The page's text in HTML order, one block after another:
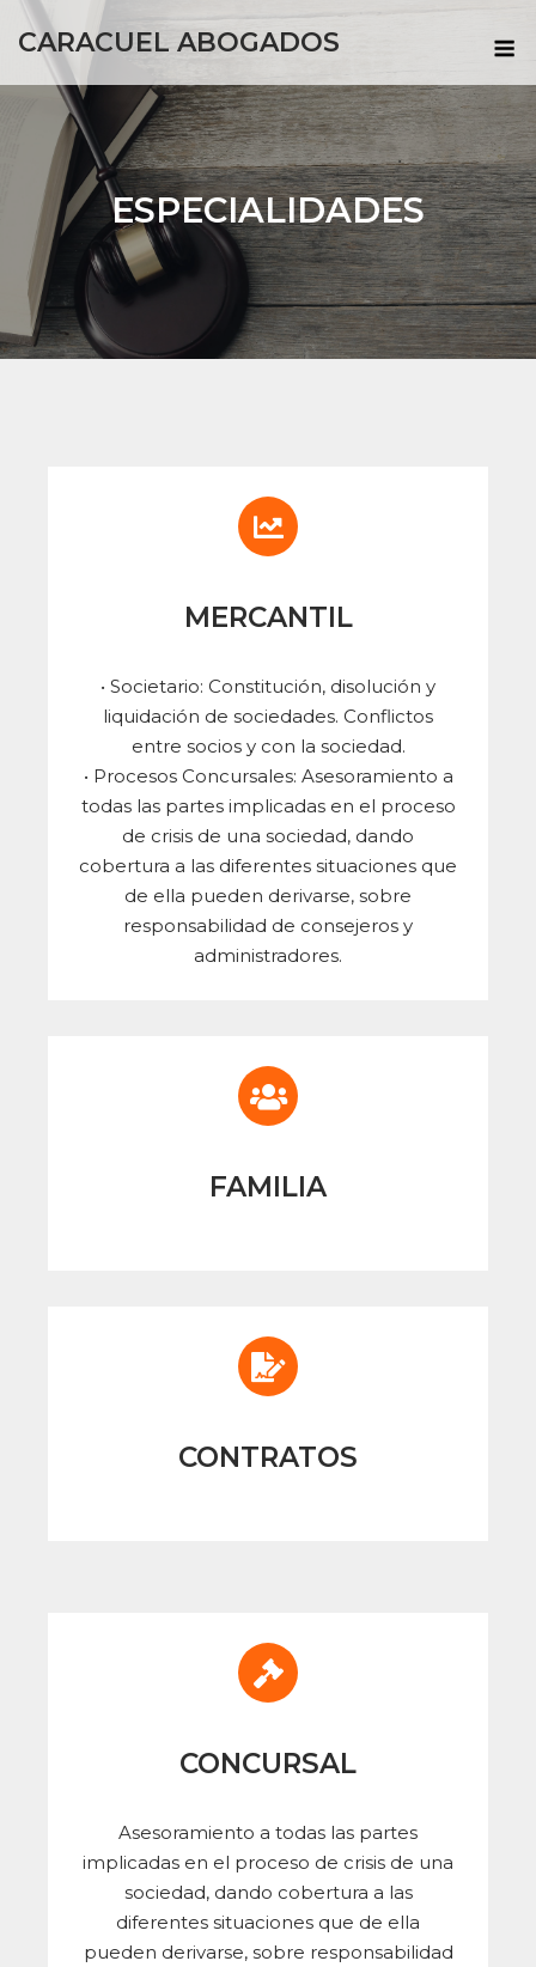
CARACUEL ABOGADOS
ESPECIALIDADES
MERCANTIL
• Societario: Constitución, disolución y
liquidación de sociedades. Conflictos
entre socios y con la sociedad.
• Procesos Concursales: Asesoramiento a
todas las partes implicadas en el proceso
de crisis de una sociedad, dando
cobertura a las diferentes situaciones que
de ella pueden derivarse, sobre
responsabilidad de consejeros y
administradores.
FAMILIA
CONTRATOS
CONCURSAL
Asesoramiento a todas las partes
implicadas en el proceso de crisis de una
sociedad, dando cobertura a las
diferentes situaciones que de ella
pueden derivarse, sobre responsabilidad